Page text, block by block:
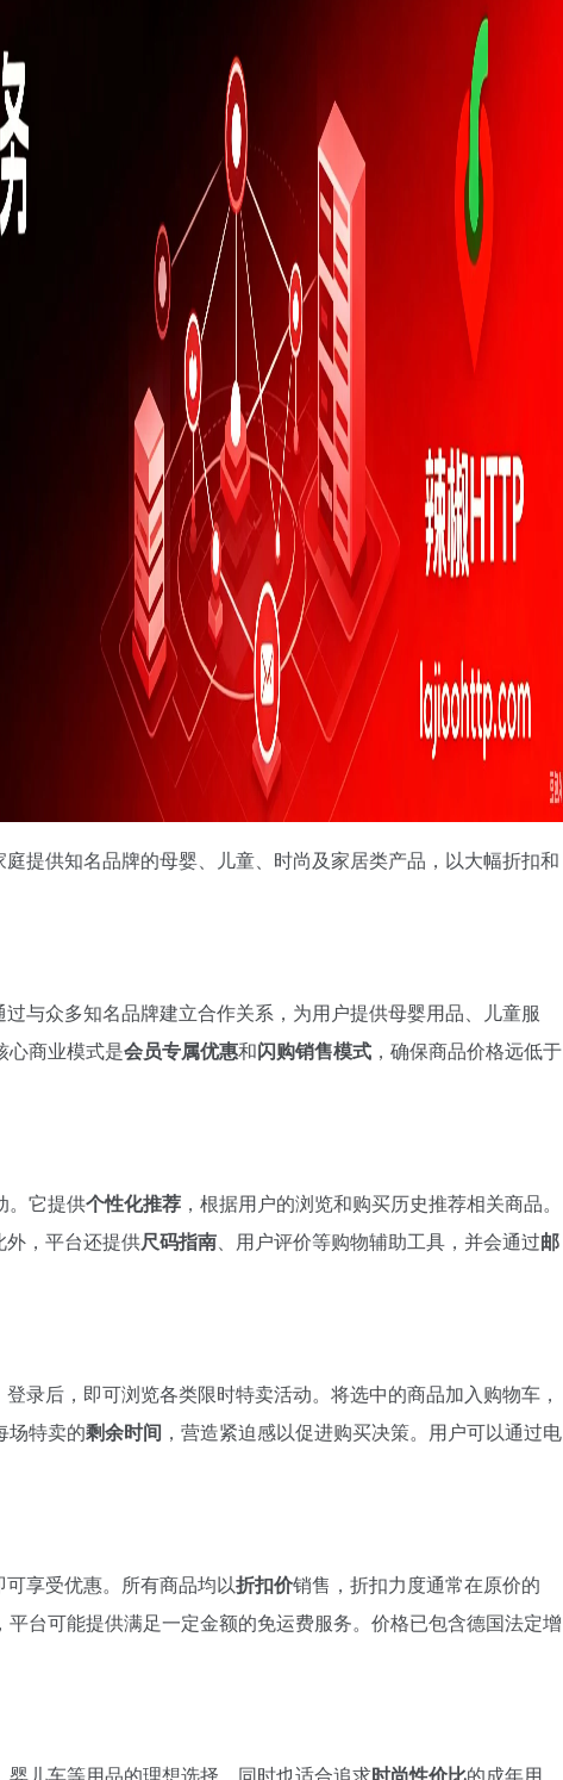
提供知名品牌的母婴、儿童、时尚及家居类产品，以大幅折扣和
与众多知名品牌建立合作关系，为用户提供母婴用品、儿童服
心商业模式是会员专属优惠和闪购销售模式 ，确保商品价格远低于
。它提供个性化推荐 ，根据用户的浏览和购买历史推荐相关商品。
，平台还提供尺码指南、用户评价等购物辅助工具，并会通过邮
登录后，即可浏览各类限时特卖活动。将选中的商品加入购物车，
场特卖的剩余时间 ，营造紧迫感以促进购买决策。用户可以通过电
可享受优惠。所有商品均以折扣价销售，折扣力度通常在原价的
，平台可能提供满足一定金额的免运费服务。价格已包含德国法定增